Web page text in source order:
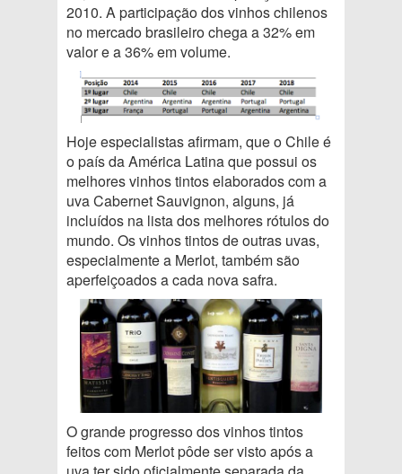
2010. A participação dos vinhos chilenos
no mercado brasileiro chega a 32% em
valor e a 36% em volume.
Hoje especialistas afirmam, que o Chile é
o país da América Latina que possui os
melhores vinhos tintos elaborados com a
uva Cabernet Sauvignon, alguns, já
incluídos na lista dos melhores rótulos do
mundo. Os vinhos tintos de outras uvas,
especialmente a Merlot, também são
aperfeiçoados a cada nova safra.
O grande progresso dos vinhos tintos
feitos com Merlot pôde ser visto após a